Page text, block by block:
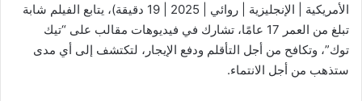
الأمريكية | الإنجليزية | روائي | 2025 | 19 دقيقة)، يتابع الفيلم شابة
تبلغ من العمر 17 عامًا، تشارك في فيديوهات مقالب على “تيك
توك”، وتكافح من أجل التأقلم ودفع الإيجار، لتكتشف إلى أي مدى
ستذهب من أجل الانتماء.